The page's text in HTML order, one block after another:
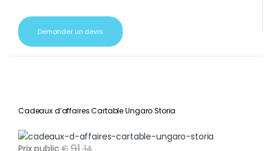
Demander un devis
Cadeaux d’affaires Cartable Ungaro Storia
Prix public € .14